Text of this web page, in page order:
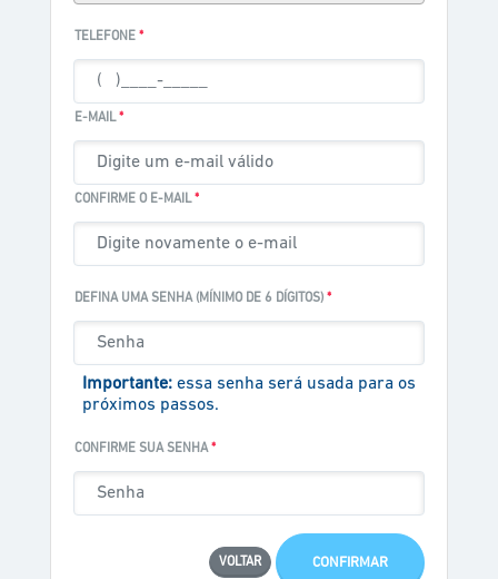
TELEFONE *
E-MAIL*
CONFIRME O E-MAIL*
DEFINA UMA SENHA (MÍNIMO DE 6 DÍGITOS) *
Importante: essa senha será usada para os
próximos passos.
CONFIRME SUA SENHA*
VOLTAR CONFIRMAR